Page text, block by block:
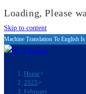
Loading, Please
Skip to content
Machine Translation To English
Home>
2025>
February